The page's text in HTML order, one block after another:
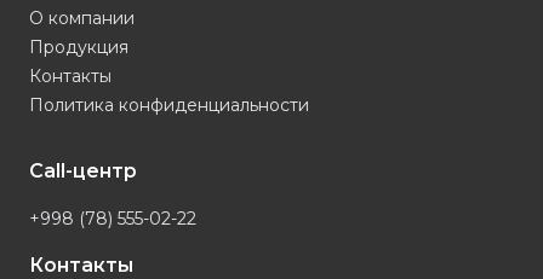
О компании
Продукция
Контакты
Политика конфиденциальности
Call-центр
+998 (78) 555-02-22
Контакты